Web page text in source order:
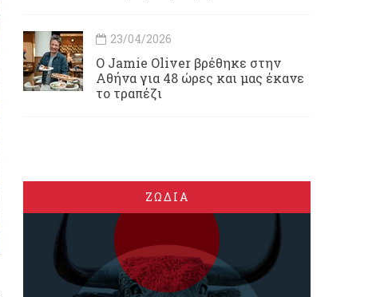
23/04/2026
Ο Jamie Oliver βρέθηκε στην
Αθήνα για 48 ώρες και μας έκανε
το τραπέζι
ΖΩΔΙΑ